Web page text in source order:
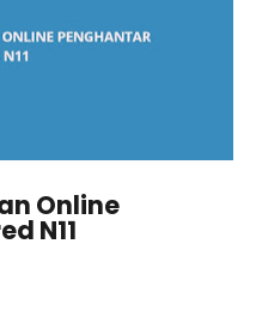
Online
N11